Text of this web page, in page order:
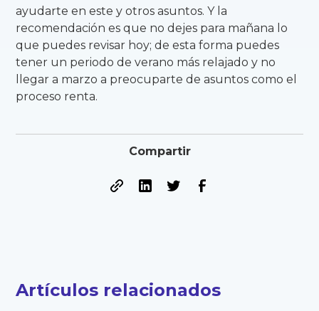
ayudarte en este y otros asuntos. Y la
recomendación es que no dejes para mañana lo
que puedes revisar hoy; de esta forma puedes
tener un periodo de verano más relajado y no
llegar a marzo a preocuparte de asuntos como el
proceso renta.
Compartir
Artículos relacionados